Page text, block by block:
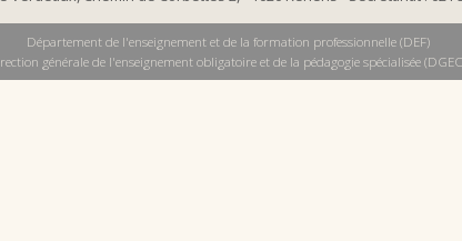
Département de l'enseignement et de la formation professionnelle (DEF)
générale de l'enseignement obligatoire et de la pédagogie spécialisée